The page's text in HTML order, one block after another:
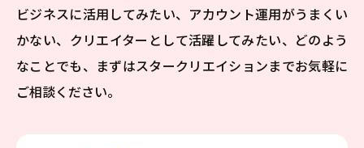
ビジネスに活用してみたい、アカウント運用がうまくい
かない、クリエイターとして活躍してみたい、 どのよう
なことでも、まずはスタークリエイションまでお気軽に
ご相談ください。